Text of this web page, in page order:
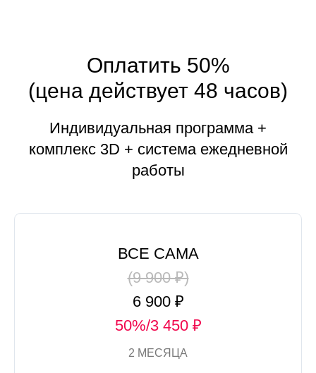
Оплатить 50%
(цена действует 48 часов)
Индивидуальная программа +
комплекс 3D + система ежедневной
работы
ВСЕ САМА
(9 900 ₽)
6 900 ₽
50%/3 450 ₽
2 МЕСЯЦА